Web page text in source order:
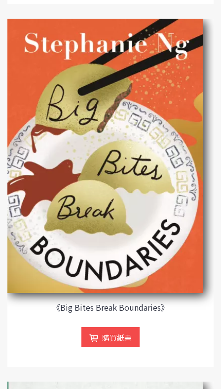
《Big Bites Break Boundaries》
購買紙書